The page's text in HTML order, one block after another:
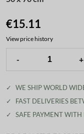
€15.11
View price history
- +
✓
WE SHIP WORLD
✓
FAST DELIVERIES
✓
SAFE PAYMENT